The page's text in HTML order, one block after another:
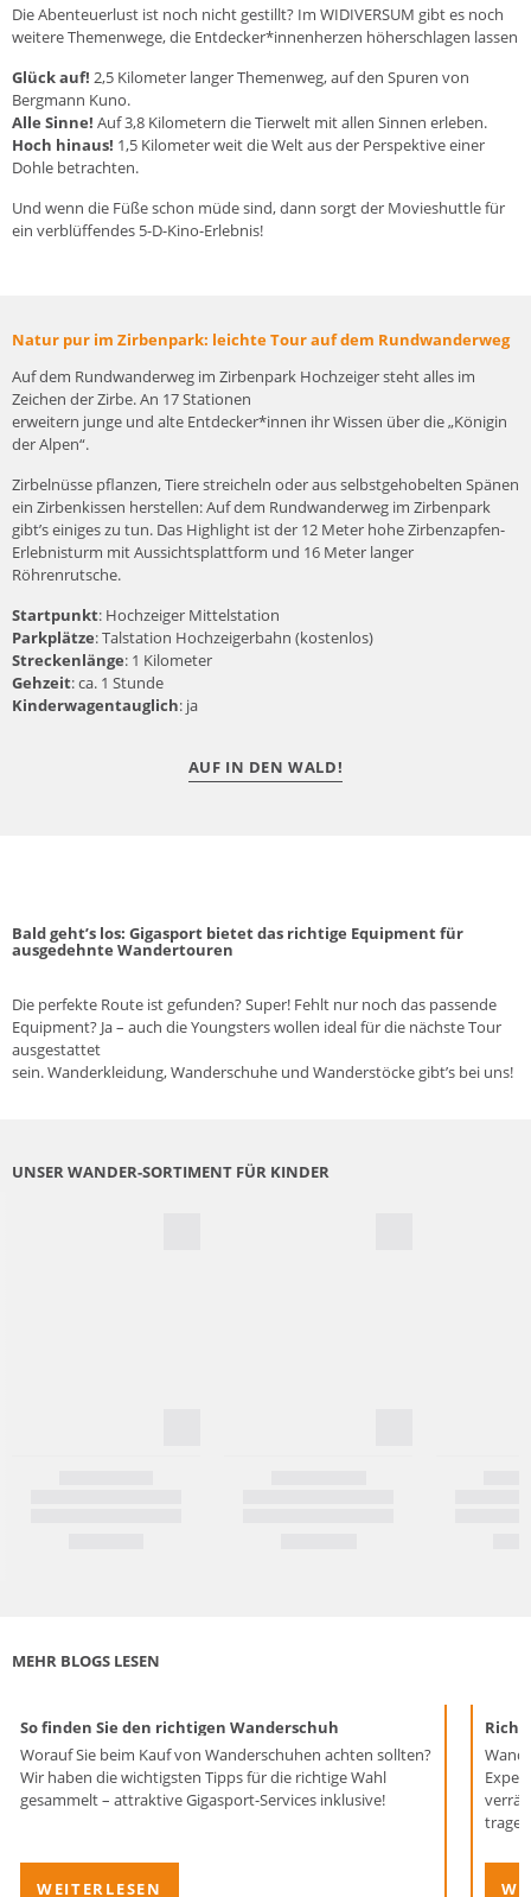
Die Abenteuerlust ist noch nicht gestillt? Im WIDIVERSUM gibt es noch
weitere Themenwege, die Entdecker*innenherzen höherschlagen lassen
Glück auf! 2,5 Kilometer langer Themenweg, auf den Spuren von
Bergmann Kuno.
Alle Sinne! Auf 3,8 Kilometern die Tierwelt mit allen Sinnen erleben.
Hoch hinaus! 1,5 Kilometer weit die Welt aus der Perspektive einer
Dohle betrachten.
Und wenn die Füße schon müde sind, dann sorgt der Movieshuttle für
ein verblüffendes 5-D-Kino-Erlebnis!
Natur pur im Zirbenpark: leichte Tour auf dem Rundwanderweg
Auf dem Rundwanderweg im Zirbenpark Hochzeiger steht alles im
Zeichen der Zirbe. An 17 Stationen
erweitern junge und alte Entdecker*innen ihr Wissen über die „Königin
der Alpen“.
Zirbelnüsse pflanzen, Tiere streicheln oder aus selbstgehobelten Spänen
ein Zirbenkissen herstellen: Auf dem Rundwanderweg im Zirbenpark
gibt’s einiges zu tun. Das Highlight ist der 12 Meter hohe Zirbenzapfen-
Erlebnisturm mit Aussichtsplattform und 16 Meter langer
Röhrenrutsche.
Startpunkt: Hochzeiger Mittelstation
Parkplätze: Talstation Hochzeigerbahn (kostenlos)
Streckenlänge: 1 Kilometer
Gehzeit: ca. 1 Stunde
Kinderwagentauglich: ja
AUF IN DEN WALD!
Bald geht’s los: Gigasport bietet das richtige Equipment für
ausgedehnte Wandertouren
Die perfekte Route ist gefunden? Super! Fehlt nur noch das passende
Equipment? Ja – auch die Youngsters wollen ideal für die nächste Tour
ausgestattet
sein.Wanderkleidung,Wanderschuhe und Wanderstöcke gibt’s bei uns!
UNSER WANDER-SORTIMENT FÜR KINDER
MEHR BLOGS LESEN
So finden Sie den richtigen Wanderschuh
Worauf Sie beim Kauf von Wanderschuhen achten sollten?
Wir haben die wichtigsten Tipps für die richtige Wahl
gesammelt – attraktive Gigasport-Services inklusive!
WEITERLESEN